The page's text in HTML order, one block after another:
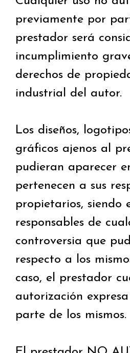
previamente por
prestador será
incumplimiento
derechos de
industrial del autor.
Los diseños,
gráficos ajenos al
pudieran aparecer
pertenecen a sus
propietarios, siendo
responsables de
controversia que
respecto a los
caso, el prestador
autorización
parte de los mismos.